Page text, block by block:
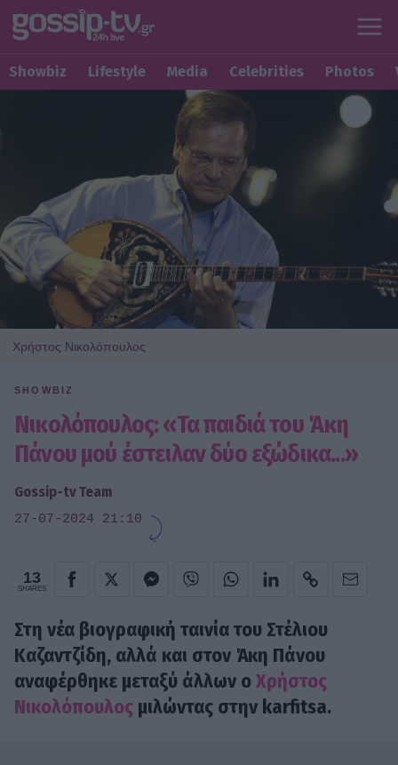
Showbiz Lifestyle Media Celebrities Photos
Χρήστος Νικολόπουλος
SHOWBIZ
Νικολόπουλος: «Τα παιδιά του Άκη
Πάνου μού έστειλαν δύο εξώδικα...»
Gossip-tv Team
27-07-2024 21:10
13
SHARES
Στη νέα βιογραφική ταινία του Στέλιου
Καζαντζίδη, αλλά και στον Άκη Πάνου
αναφέρθηκε μεταξύ άλλων οΧρήστος
Νικολόπουλος μιλώντας στην karfitsa.